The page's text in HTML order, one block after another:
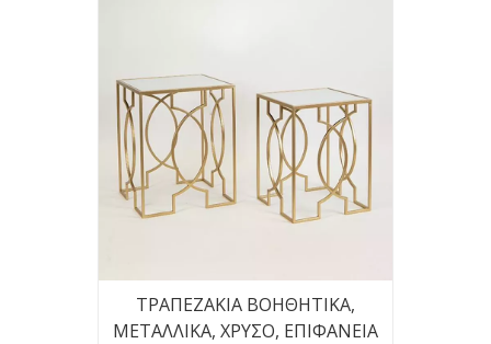
ΤΡΑΠΕΖΑΚΙΑ ΒΟΗΘΗΤΙΚΑ,
ΜΕΤΑΛΛΙΚΑ, ΧΡΥΣΟ, ΕΠΙΦΑΝΕΙΑ